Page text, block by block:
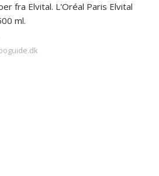
fra Elvital. L'Oréal Paris Elvital
ml.